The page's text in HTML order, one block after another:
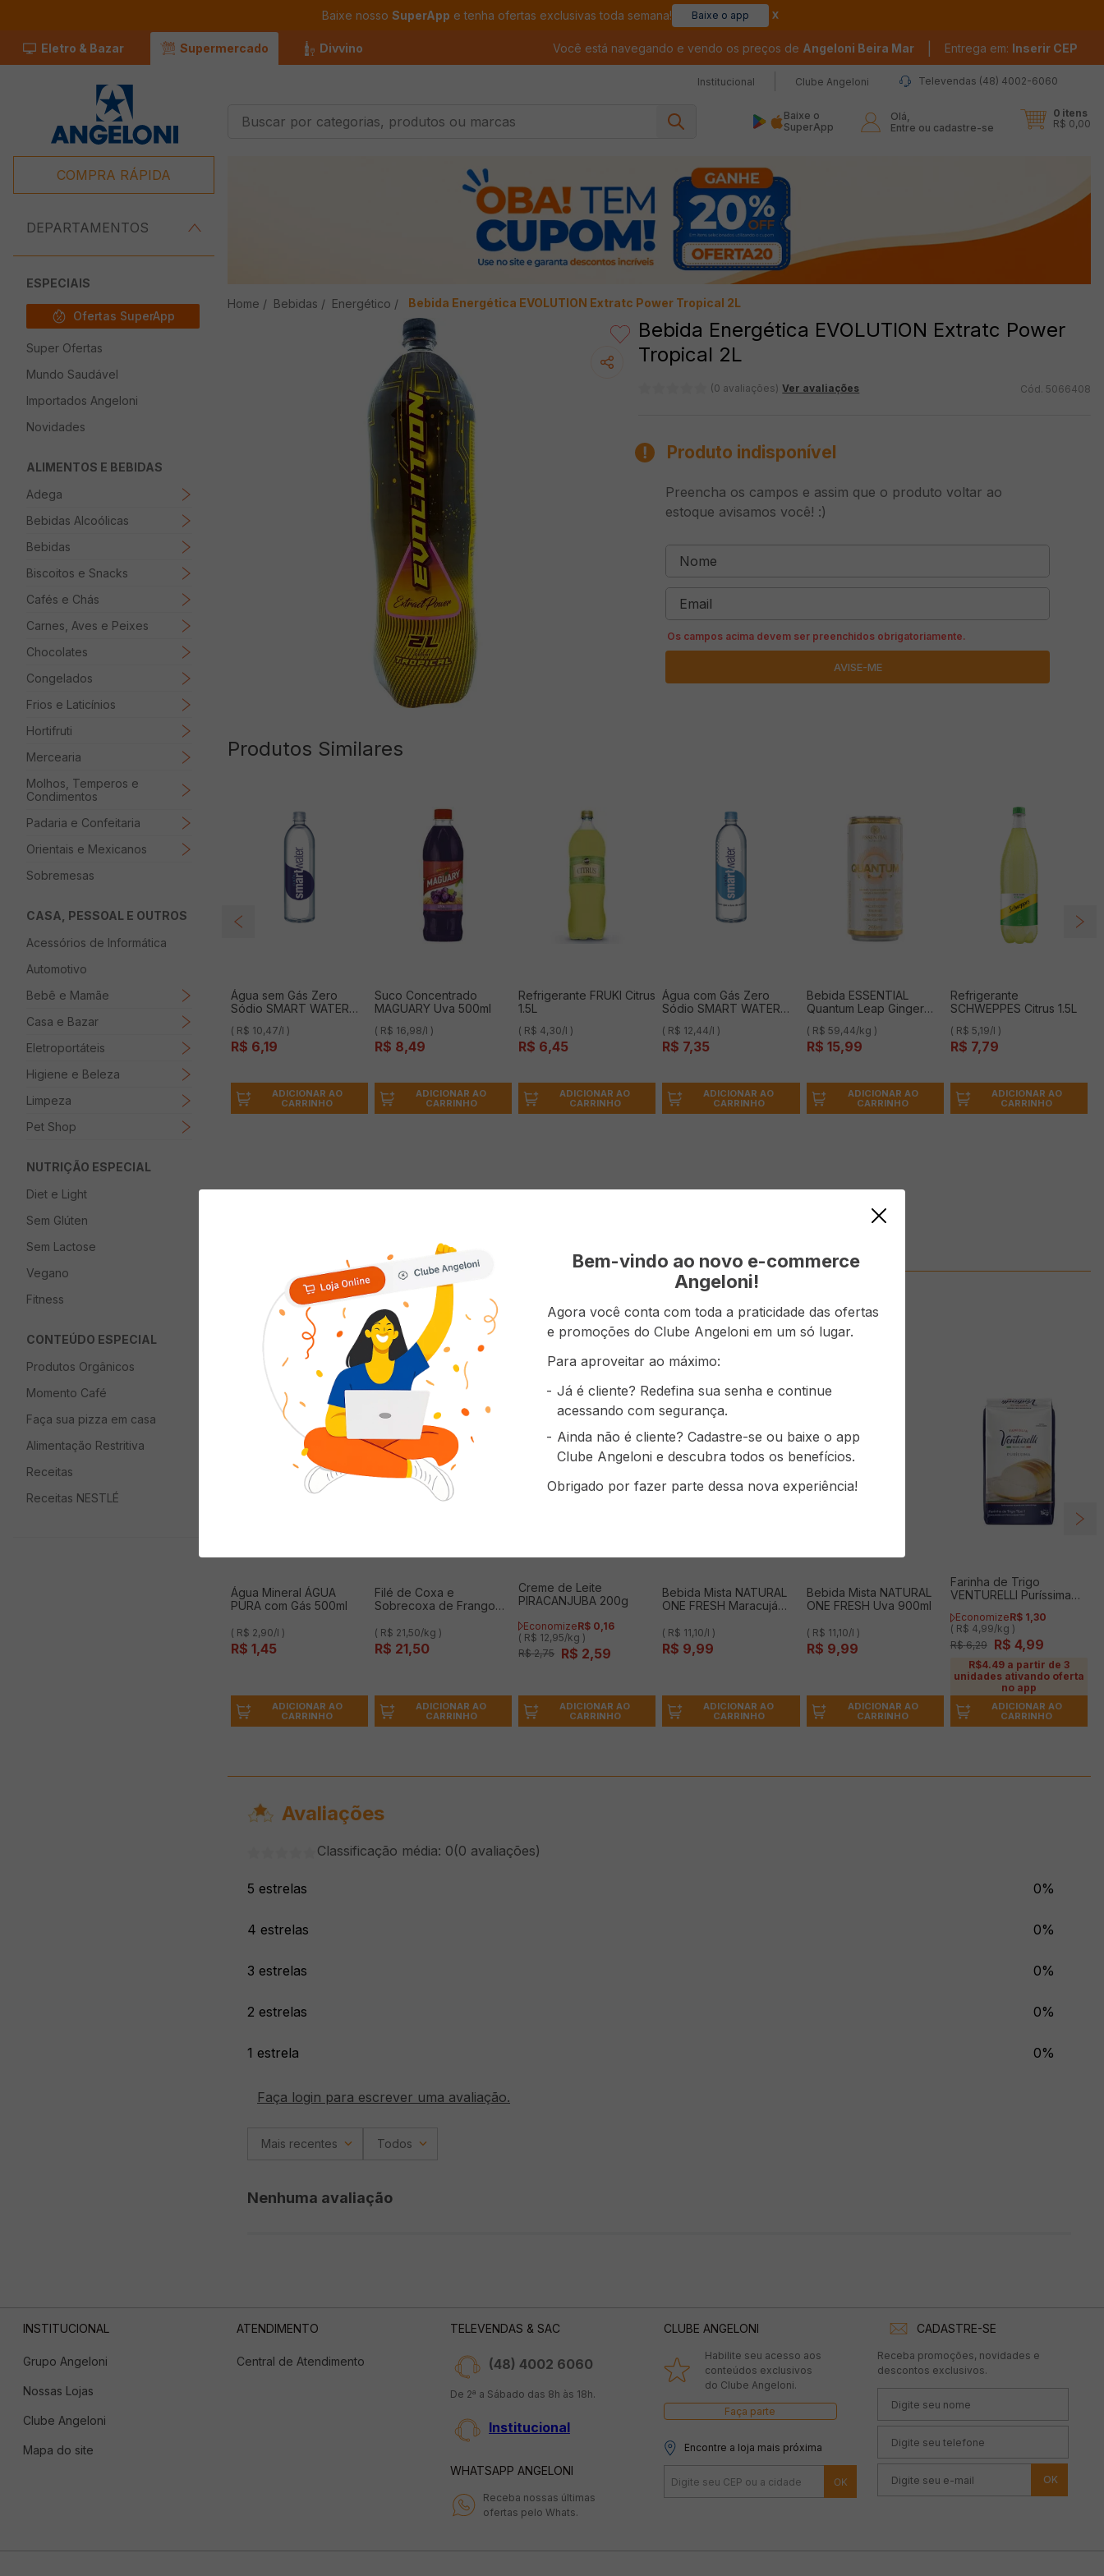
Baixe nosso SuperApp e tenha ofertas exclusivas toda semana! Baixe o app
Eletro & Bazar Supermercado Divvino Você está navegando e vendo os preços de Angeloni Beira Mar Entrega em: Inserir CEP
Institucional Clube Angeloni Televendas (48) 4002-6060
5º Carne
Baixe o
SuperApp
Olá,
Entre ou cadastre-se
0 itens
R$ 0,00
COMPRA RÁPIDA
DEPARTAMENTOS
ESPECIAIS
Ofertas SuperApp
Super Ofertas
Mundo Saudável
Importados Angeloni
Novidades
ALIMENTOS E BEBIDAS
Adega
Bebidas Alcoólicas
Bebidas
Biscoitos e Snacks
Cafés e Chás
Carnes, Aves e Peixes
Chocolates
Congelados
Frios e Laticínios
Hortifruti
Mercearia
Molhos, Temperos e
Condimentos
Padaria e Confeitaria
Orientais e Mexicanos
Sobremesas
CASA, PESSOAL E OUTROS
Acessórios de Informática
Automotivo
Bebê e Mamãe
Casa e Bazar
Eletroportáteis
Higiene e Beleza
Limpeza
Pet Shop
NUTRIÇÃO ESPECIAL
Diet e Light
Sem Glúten
Sem Lactose
Vegano
Fitness
CONTEÚDO ESPECIAL
Produtos Orgânicos
Momento Café
Faça sua pizza em casa
Alimentação Restritiva
Receitas
Receitas NESTLÉ
Bebidas Energético Bebida Energética EVOLUTION Extratc Power Tropical 2L
Bebida Energética EVOLUTION Extratc Power
Tropical 2L
(0 avaliações) Ver avaliações 5066408
Produto indisponível
Preencha os campos e assim que o produto voltar ao
estoque avisamos você! :)
Produtos Similares
Água sem Gás Zero
Sódio SMART WATER
( R$ 10,47/l )
R$ 6,19
ADICIONAR AO
CARRINHO
Suco Concentrado
MAGUARY Uva 500ml
( R$ 16,98/l )
R$ 8,49
ADICIONAR AO
CARRINHO
Refrigerante FRUKI Citrus
1.5L
( R$ 4,30/l )
R$ 6,45
ADICIONAR AO
CARRINHO
Água com Gás Zero
Sódio SMART WATER
( R$ 12,44/l )
R$ 7,35
ADICIONAR AO
CARRINHO
Bebida ESSENTIAL
Quantum Leap Ginger
( R$ 59,44/kg )
R$ 15,99
ADICIONAR AO
CARRINHO
Refrigerante
SCHWEPPES Citrus 1.5L
( R$ 5,19/l )
R$ 7,79
ADICIONAR AO
CARRINHO
Bebida Energética EVOLUTION Extratc Power Tropical 2L
Quem viu comprou também
Água Mineral ÁGUA
PURA com Gás 500ml
( R$ 2,90/l )
R$ 1,45
ADICIONAR AO
CARRINHO
Filé de Coxa e
Sobrecoxa de Frango
( R$ 21,50/kg )
R$ 21,50
ADICIONAR AO
CARRINHO
Creme de Leite
PIRACANJUBA 200g
EconomizeR$ 0 16
( R$ 12,95/kg )
R$ 2,75 R$ 2,59
ADICIONAR AO
CARRINHO
Bebida Mista NATURAL
ONE FRESH Maracujá
( R$ 11,10/l )
R$ 9,99
ADICIONAR AO
CARRINHO
Bebida Mista NATURAL
ONE FRESH Uva 900ml
( R$ 11,10/l )
R$ 9,99
ADICIONAR AO
CARRINHO
Farinha de Trigo
VENTURELLI Puríssima
EconomizeR$ 1,30
( R$ 4,99/kg )
R$ 6,29 R$ 4,99
R$4.49 a partir de 3
unidades ativando oferta
no app
ADICIONAR AO
CARRINHO
Avaliações
Classificação média: 0(0 avaliações)
5 estrelas 0%
4 estrelas 0%
3 estrelas 0%
2 estrelas 0%
1 estrela 0%
Faça login para escrever uma avaliação.
Mais recentes Todos
Nenhuma avaliação
INSTITUCIONAL
Grupo Angeloni
Nossas Lojas
Clube Angeloni
Mapa do site
ATENDIMENTO
Central de Atendimento
TELEVENDAS & SAC
(48) 4002 6060
De 2ª a Sábado das 8h às 18h.
Institucional
WHATSAPP ANGELONI
Receba nossas últimas
ofertas pelo Whats.
CLUBE ANGELONI
Habilite seu acesso aos
conteúdos exclusivos
do Clube Angeloni.
Faça parte
Encontre a loja mais próxima
CADASTRE-SE
Receba promoções, novidades e
descontos exclusivos.
OK
Bem-vindo ao novo e-commerce
Angeloni!
Agora você conta com toda a praticidade das ofertas
e promoções do Clube Angeloni em um só lugar.
Para aproveitar ao máximo:
Já é cliente? Redefina sua senha e continue
acessando com segurança.
Ainda não é cliente? Cadastre-se ou baixe o app
Clube Angeloni e descubra todos os benefícios.
Obrigado por fazer parte dessa nova experiência!